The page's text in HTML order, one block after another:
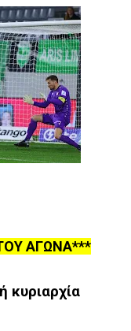
ΑΓΩΝΑ***
κυριαρχία